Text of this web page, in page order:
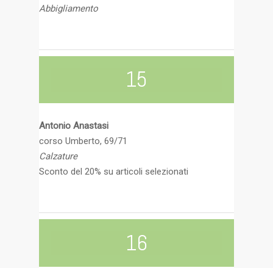
Abbigliamento
15
Antonio Anastasi
corso Umberto, 69/71
Calzature
Sconto del 20% su articoli selezionati
16